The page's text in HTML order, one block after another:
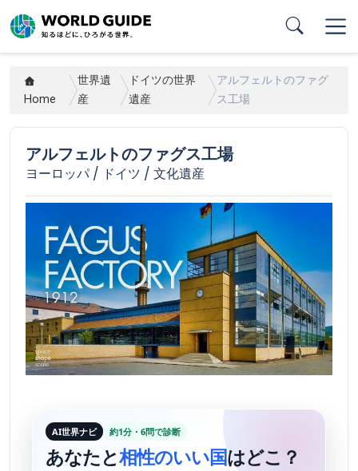
to
main
content
Home
世界遺
産
ドイツの世界
遺産
アルフェルトのファグ
ス工場
アルフェルトのファグス工場
ヨーロッパ / ドイツ / 文化遺産
AI世界ナビ 約1分・6問で診断
あなたと相性のいい国はどこ？